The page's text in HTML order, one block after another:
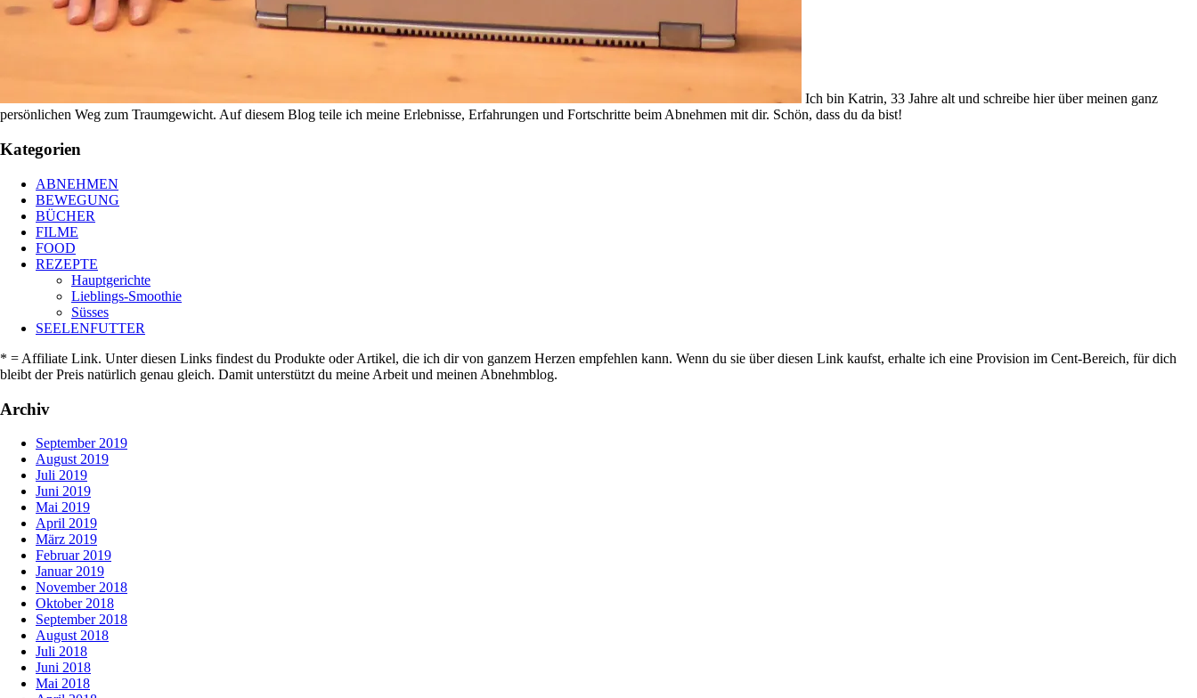
Ich bin Katrin, 33 Jahre alt und schreibe hier über meinen ganz
persönlichen Weg zum Traumgewicht. Auf diesem Blog teile ich meine Erlebnisse, Erfahrungen und Fortschritte beim Abnehmen mit dir. Schön, dass du da bist!
Kategorien
ABNEHMEN
BEWEGUNG
BÜCHER
FILME
FOOD
REZEPTE
Hauptgerichte
Lieblings-Smoothie
Süsses
SEELENFUTTER
* = Affiliate Link. Unter diesen Links findest du Produkte oder Artikel, die ich dir von ganzem Herzen empfehlen kann. Wenn du sie über diesen Link kaufst, erhalte ich eine Provision im Cent-Bereich, für dich
bleibt der Preis natürlich genau gleich. Damit unterstützt du meine Arbeit und meinen Abnehmblog.
Archiv
September 2019
August 2019
Juli 2019
Juni 2019
Mai 2019
April 2019
März 2019
Februar 2019
Januar 2019
November 2018
Oktober 2018
September 2018
August 2018
Juli 2018
Juni 2018
Mai 2018